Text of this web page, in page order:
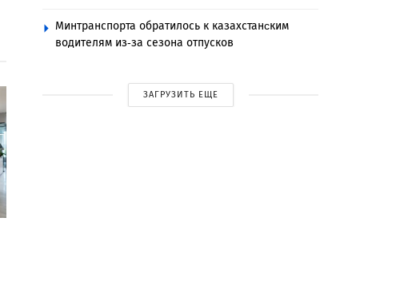
Минтранспорта обратилось к казахстанcким
водителям из-за сезона отпусков
ЗАГРУЗИТЬ ЕЩЕ